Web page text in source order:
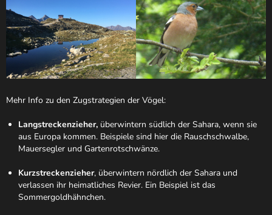
Mehr Info zu den Zugstrategien der Vögel:
Langstreckenzieher, überwintern südlich der Sahara, wenn sie
aus Europa kommen. Beispiele sind hier die Rauschschwalbe,
Mauersegler und Gartenrotschwänze.
Kurzstreckenzieher, überwintern nördlich der Sahara und
verlassen ihr heimatliches Revier. Ein Beispiel ist das
Sommergoldhähnchen.